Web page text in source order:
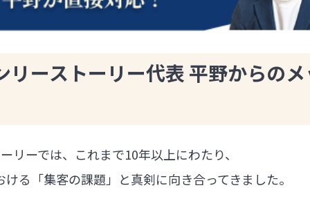
リーストーリー代表 平野からの
リーでは、これまで10年以上にわたり、
る「集客の課題」と真剣に向き合ってきました。